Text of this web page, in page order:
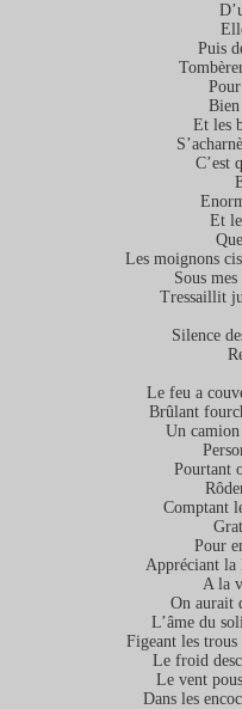
Puis
Et les
C’est
Et
Les moignons
Sous
Tressaillit
Silence
Le feu a
Brûlant
Un
Pourtant
Comptant
Pour
Appréciant la
A la
On aurait
L’âme du
Figeant les trous
Le froid
Le vent
Dans les